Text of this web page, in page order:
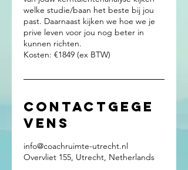
welke studie/baan het beste bij jou
past. Daarnaast kijken we hoe we je
prive leven voor jou nog beter in
kunnen richten.
Contactgege
vens
info@coachruimte-utrecht.nl
Overvliet 155, Utrecht, Netherlands